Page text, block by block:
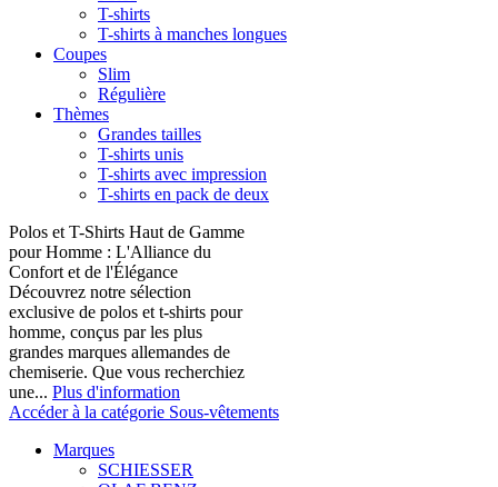
T-shirts
T-shirts à manches longues
Coupes
Slim
Régulière
Thèmes
Grandes tailles
T-shirts unis
T-shirts avec impression
T-shirts en pack de deux
Polos et T-Shirts Haut de Gamme
pour Homme : L'Alliance du
Confort et de l'Élégance
Découvrez notre sélection
exclusive de polos et t-shirts pour
homme, conçus par les plus
grandes marques allemandes de
chemiserie. Que vous recherchiez
une... Plus d'information
Accéder à la catégorie Sous-vêtements
Marques
SCHIESSER